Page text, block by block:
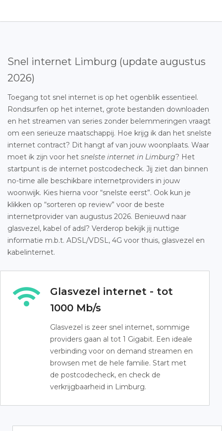
Snel internet Limburg (update augustus
2026)
Toegang tot snel internet is op het ogenblik essentieel.
Rondsurfen op het internet, grote bestanden downloaden
en het streamen van series zonder belemmeringen vraagt
om een serieuze maatschappij. Hoe krijg ik dan het snelste
internet contract? Dit hangt af van jouw woonplaats. Waar
moet ik zijn voor het snelste internet in Limburg? Het
startpunt is de internet postcodecheck. Jij ziet dan binnen
no-time alle beschikbare internetproviders in jouw
woonwijk. Kies hierna voor “snelste eerst”. Ook kun je
klikken op “sorteren op review” voor de beste
internetprovider van augustus 2026. Benieuwd naar
glasvezel, kabel of adsl? Verderop bekijk jij nuttige
informatie m.b.t. ADSL/VDSL, 4G voor thuis, glasvezel en
kabelinternet.
Glasvezel internet - tot
1000 Mb/s
Glasvezel is zeer snel internet, sommige
providers gaan al tot 1 Gigabit. Een ideale
verbinding voor on demand streamen en
browsen met de hele familie. Start met
de postcodecheck, en check de
verkrijgbaarheid in Limburg.